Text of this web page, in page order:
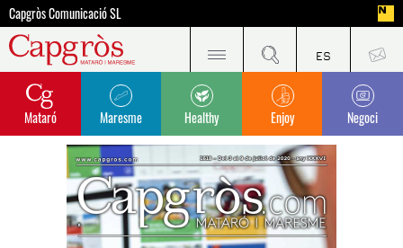
Capgròs Comunicació SL
Mataró Maresme Healthy Enjoy Negoci